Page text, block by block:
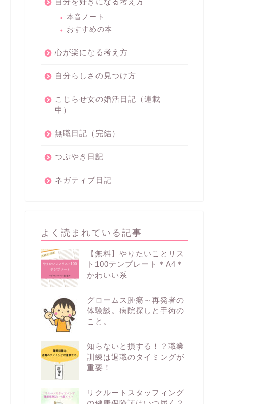
本音ノート
おすすめの本
心が楽になる考え方
自分らしさの見つけ方
こじらせ女の婚活日記（連載
中）
無職日記（完結）
つぶやき日記
ネガティブ日記
よく読まれている記事
【無料】やりたいことリス
ト100テンプレート＊A4＊
かわいい系
グロームス腫瘍～再発者の
体験談。病院探しと手術の
こと。
知らないと損する！？職業
訓練は退職のタイミングが
重要！
リクルートスタッフィング